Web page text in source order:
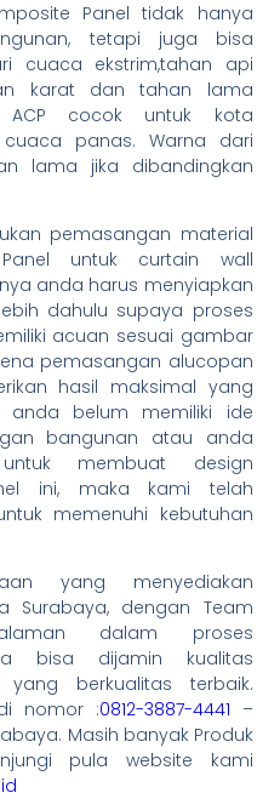
Panel tidak hanya
tetapi juga bisa
cuaca ekstrim,tahan api
karat dan tahan lama
ACP cocok untuk kota
panas. Warna dari
lama jika dibandingkan
pemasangan material
untuk curtain wall
anda harus menyiapkan
dahulu supaya proses
acuan sesuai gambar
pemasangan alucopan
hasil maksimal yang
anda belum memiliki ide
bangunan atau anda
membuat design
ini, maka kami telah
memenuhi kebutuhan
yang menyediakan
Surabaya, dengan Team
dalam proses
bisa dijamin kualitas
berkualitas terbaik.
nomor :0812-3887-4441 –
Masih banyak Produk
pula website kami